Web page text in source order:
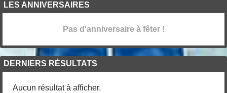
LES ANNIVERSAIRES
Pas d'anniversaire à fêter !
DERNIERS RÉSULTATS
Aucun résultat à afficher.